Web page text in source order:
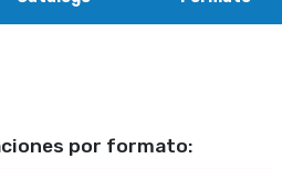
por formato: